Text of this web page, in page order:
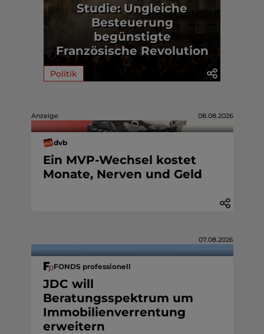
Studie: Ungleiche
Besteuerung
begünstigte
Französische Revolution
Politik
Anzeige 08.08.2026
dvb
Ein MVP-Wechsel kostet
Monate, Nerven und Geld
07.08.2026
FONDS professionell
JDC will
Beratungsspektrum um
Immobilienverrentung
erweitern